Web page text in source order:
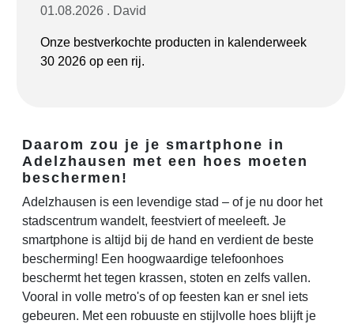
01.08.2026 . David
Onze bestverkochte producten in kalenderweek
30 2026 op een rij.
Daarom zou je je smartphone in
Adelzhausen met een hoes moeten
beschermen!
Adelzhausen is een levendige stad – of je nu door het
stadscentrum wandelt, feestviert of meeleeft. Je
smartphone is altijd bij de hand en verdient de beste
bescherming! Een hoogwaardige telefoonhoes
beschermt het tegen krassen, stoten en zelfs vallen.
Vooral in volle metro's of op feesten kan er snel iets
gebeuren. Met een robuuste en stijlvolle hoes blijft je